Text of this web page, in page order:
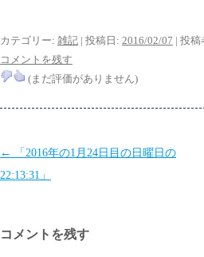
カテゴリー: 雑記 | 投稿日: 2016/02/07 | 投稿
コメントを残す
(まだ評価がありません)
投
稿
ゲ
←
「2016年の1月24日目の日曜日の
22:13:31」
コメントを残す